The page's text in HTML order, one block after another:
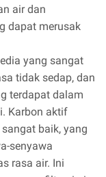
air dan
dapat merusak
yang sangat
tidak sedap, dan
terdapat dalam
Karbon aktif
baik, yang
senyawa
rasa air. Ini